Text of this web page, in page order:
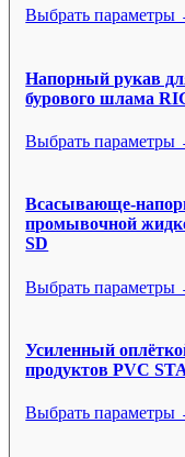
Выбрать параметры
Напорный рукав
бурового шлама
Выбрать параметры
Всасывающе-
промывочной
SD
Выбрать параметры
Усиленный
продуктов PVC
Выбрать параметры